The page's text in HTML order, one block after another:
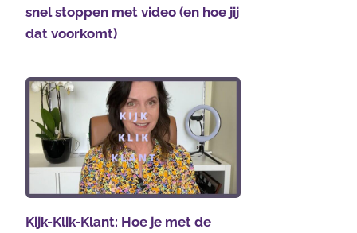
snel stoppen met video (en hoe jij
dat voorkomt)
Kijk-Klik-Klant: Hoe je met de